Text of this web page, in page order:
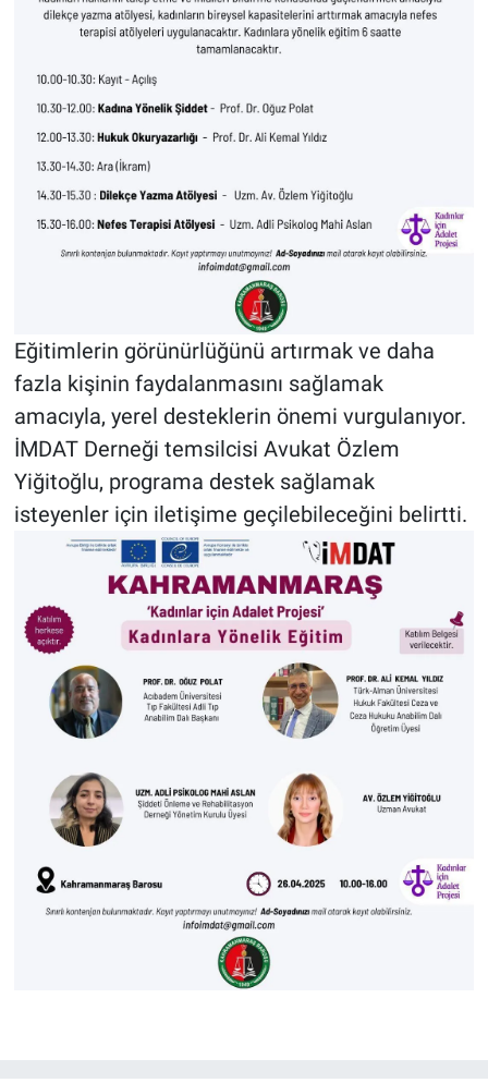
Eğitimlerin görünürlüğünü artırmak ve daha
fazla kişinin faydalanmasını sağlamak
amacıyla, yerel desteklerin önemi vurgulanıyor.
İMDAT Derneği temsilcisi Avukat Özlem
Yiğitoğlu, programa destek sağlamak
isteyenler için iletişime geçilebileceğini belirtti.